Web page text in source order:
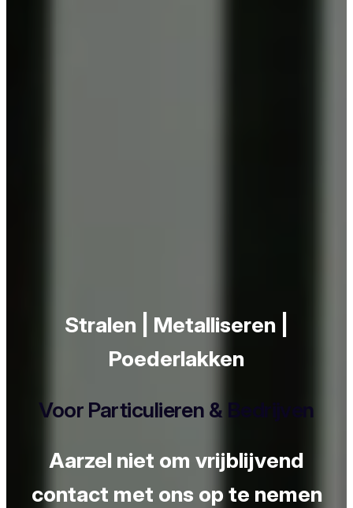
Stralen | Metalliseren |
Poederlakken
Voor Particulieren & Bedrijven
Aarzel niet om vrijblijvend
contact met ons op te nemen